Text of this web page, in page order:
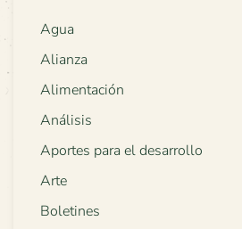
Agua
Alianza
Alimentación
Análisis
Aportes para el desarrollo
Arte
Boletines